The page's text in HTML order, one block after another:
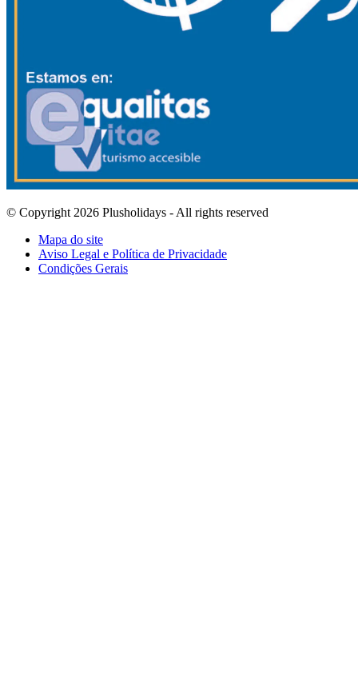
© Copyright 2026 Plusholidays - All rights reserved
Mapa do site
Aviso Legal e Política de Privacidade
Condições Gerais